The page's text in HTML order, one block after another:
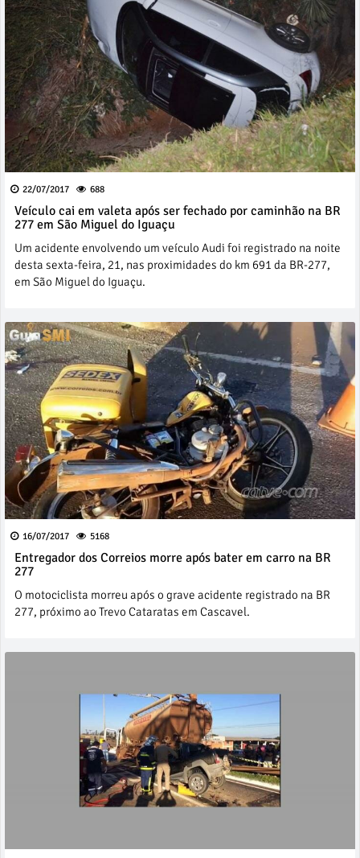
22/07/2017 688
Veículo cai em valeta após ser fechado por caminhão na BR
277 em São Miguel do Iguaçu
Um acidente envolvendo um veículo Audi foi registrado na noite
desta sexta-feira, 21, nas proximidades do km 691 da BR-277,
em São Miguel do Iguaçu.
16/07/2017 5168
Entregador dos Correios morre após bater em carro na BR
277
O motociclista morreu após o grave acidente registrado na BR
277, próximo ao Trevo Cataratas em Cascavel.